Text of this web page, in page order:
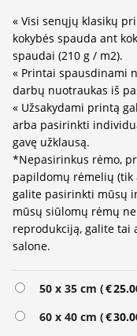
« Visi senųjų klasikų
kokybės spauda ant
spaudai (210 g / m2).
« Printai spausdinami
darbų nuotraukas iš
« Užsakydami printą
arba pasirinkti
gavę užklausą.
*Nepasirinkus rėmo,
papildomų rėmelių (tik
galite pasirinkti mūsų
mūsų siūlomų rėmų
reprodukciją, galite
salone.
50 x 35 cm (€
60 x 40 cm (€
Alternative: